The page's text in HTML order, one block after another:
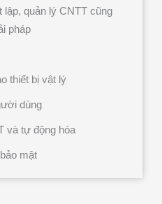
lập, quản lý CNTT cũng
pháp
thiết bị vật lý
dùng
và tự động hóa
mật